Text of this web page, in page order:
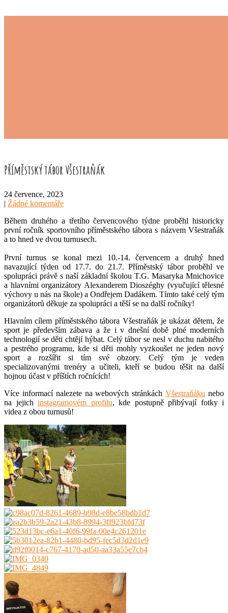
Příměstský tábor Všestraňák
24 července, 2023
| Žádné komentáře
Během druhého a třetího červencového týdne proběhl historicky
první ročník sportovního příměstského tábora s názvem Všestraňák
a to hned ve dvou turnusech.
První turnus se konal mezi 10.-14. červencem a druhý hned
navazující týden od 17.7. do 21.7. Příměstský tábor proběhl ve
spolupráci právě s naší základní školou T.G. Masaryka Mnichovice
a hlavními organizátory Alexanderem Dioszéghy (vyučující tělesné
výchovy u nás na škole) a Ondřejem Dadákem. Tímto také celý tým
organizátorů děkuje za spolupráci a těší se na další ročníky!
Hlavním cílem příměstského tábora Všestraňák je ukázat dětem, že
sport je především zábava a že i v dnešní době plné moderních
technologií se děti chtějí hýbat. Celý tábor se nesl v duchu nabitého
a pestrého programu, kde si děti mohly vyzkoušet ne jeden nový
sport a rozšířit si tím své obzory. Celý tým je veden
specializovanými trenéry a učiteli, kteří se budou těšit na další
hojnou účast v příštích ročnících!
Více informací nalezete na webových stránkáchVšestraňáku nebo
na jejich instagramovém profilu, kde postupně přibývají fotky i
videa z obou turnusů!